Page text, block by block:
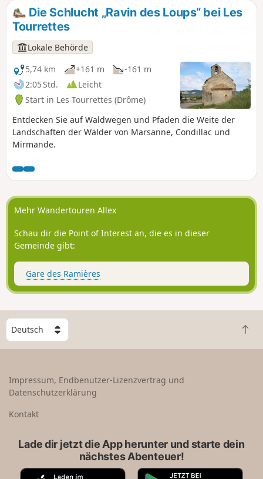
Die Schlucht „Ravin des Loups“ bei Les
Tourrettes
Lokale Behörde
5,74 km
+161 m
-161 m
2:05 Std.
Leicht
Start in Les Tourrettes (Drôme)
Entdecken Sie auf Waldwegen und Pfaden die Weite der
Landschaften der Wälder von Marsanne, Condillac und
Mirmande.
Mehr Wandertouren Allex
Schau dir die Point of Interest an, die es in dieser
Gemeinde gibt:
Gare des Ramières
W
ä
h
e
n
Z
u
Impressum, Endbenutzer-Lizenzvertrag und
Datenschutzerklärung
Kontakt
Lade dir jetzt die App herunter und starte dein
nächstes Abenteuer!
A G